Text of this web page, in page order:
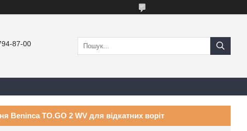
87-00
Beninca TO.GO 2 WV для відкатних воріт